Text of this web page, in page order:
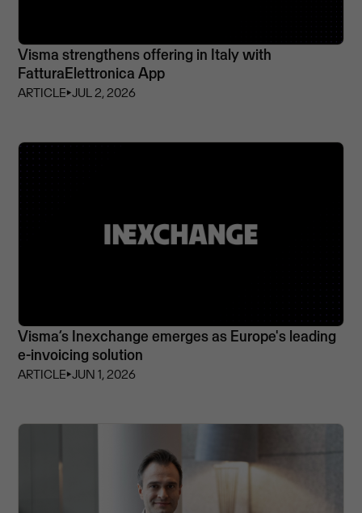
Visma strengthens offering in Italy with
FatturaElettronica App
ARTICLE⏵JUL 2, 2026
Visma’s Inexchange emerges as Europe's leading
e-invoicing solution
ARTICLE⏵JUN 1, 2026